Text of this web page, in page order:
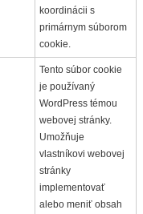
koordinácii s
primárnym súborom
cookie.
Tento súbor cookie
je používaný
WordPress témou
webovej stránky.
Umožňuje
vlastníkovi webovej
stránky
implementovať
alebo meniť obsah